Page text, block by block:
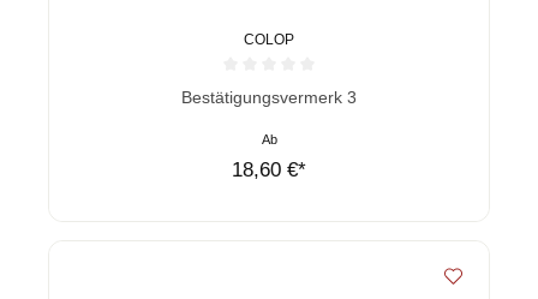
COLOP
Durchschnittliche Bewertung von 0 von 5 Sternen
Bestätigungsvermerk 3
Ab
18,60 €*